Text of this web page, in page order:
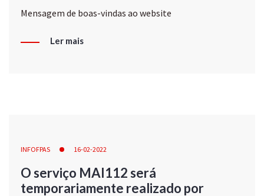
Mensagem de boas-vindas ao website
Ler mais
INFOFPAS 16-02-2022
O serviço MAI112 será
temporariamente realizado por